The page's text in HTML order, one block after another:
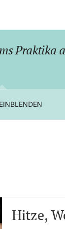
Praktika
Hitze,